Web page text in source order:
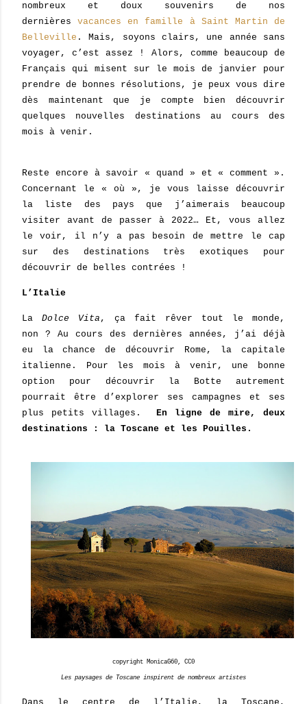
nombreux et doux souvenirs de nos
dernièresvacances en famille à Saint Martin de
Belleville . Mais, soyons clairs, une année sans
voyager, c’est assez ! Alors, comme beaucoup de
Français qui misent sur le mois de janvier pour
prendre de bonnes résolutions, je peux vous dire
dès maintenant que je compte bien découvrir
quelques nouvelles destinations au cours des
mois à venir.
Reste encore à savoir « quand » et « comment ».
Concernant le « où », je vous laisse découvrir
la liste des pays que j’aimerais beaucoup
visiter avant de passer à 2022… Et, vous allez
le voir, il n’y a pas besoin de mettre le cap
sur des destinations très exotiques pour
découvrir de belles contrées !
L’Italie
La Dolce Vita , ça fait rêver tout le monde,
non ? Au cours des dernières années, j’ai déjà
eu la chance de découvrir Rome, la capitale
italienne. Pour les mois à venir, une bonne
option pour découvrir la Botte autrement
pourrait être d’explorer ses campagnes et ses
plus petits villages. En ligne de mire, deux
destinations : la Toscane et les Pouilles.
copyright MonicaG60, CC0
Les paysages de Toscane inspirent de nombreux artistes